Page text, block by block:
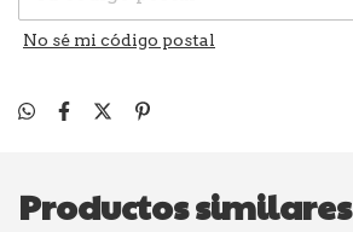
No sé mi código postal
Productos similares